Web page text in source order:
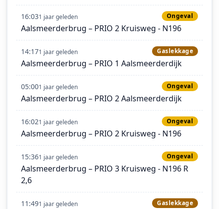
16:031 jaar geleden Ongeval
Aalsmeerderbrug – PRIO 2 Kruisweg - N196
14:171 jaar geleden Gaslekkage
Aalsmeerderbrug – PRIO 1 Aalsmeerderdijk
05:001 jaar geleden Ongeval
Aalsmeerderbrug – PRIO 2 Aalsmeerderdijk
16:021 jaar geleden Ongeval
Aalsmeerderbrug – PRIO 2 Kruisweg - N196
15:361 jaar geleden Ongeval
Aalsmeerderbrug – PRIO 3 Kruisweg - N196 R
2,6
11:491 jaar geleden Gaslekkage